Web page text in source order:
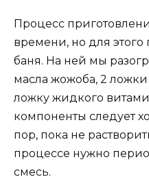
Процесс
времени, но для этого
баня. На ней мы
масла жожоба, 2
ложку жидкого
компоненты следует
пор, пока не
процессе нужно
смесь.